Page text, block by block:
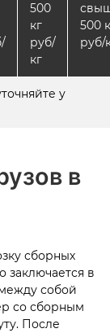
500
кг
руб/
кг
500
руб/
у
в
сборных
в
собой
со сборным
После